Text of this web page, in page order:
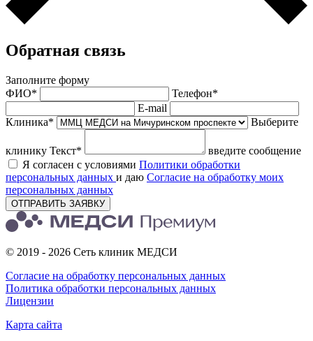
Обратная связь
Заполните форму
ФИО*
Телефон*
E-mail
Клиника*
Выберите
клинику Текст*
введите сообщение
Я согласен с условиями Политики обработки
персональных данных и даю Согласие на обработку моих
персональных данных
ОТПРАВИТЬ ЗАЯВКУ
© 2019 - 2026 Сеть клиник МЕДСИ
Согласие на обработку персональных данных
Политика обработки персональных данных
Лицензии
Карта сайта